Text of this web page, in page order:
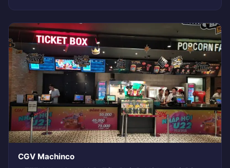
CGV Machinco